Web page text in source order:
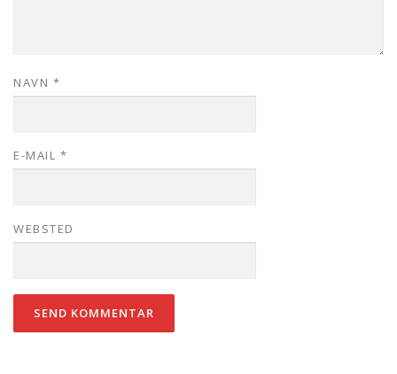
NAVN *
E-MAIL *
WEBSTED